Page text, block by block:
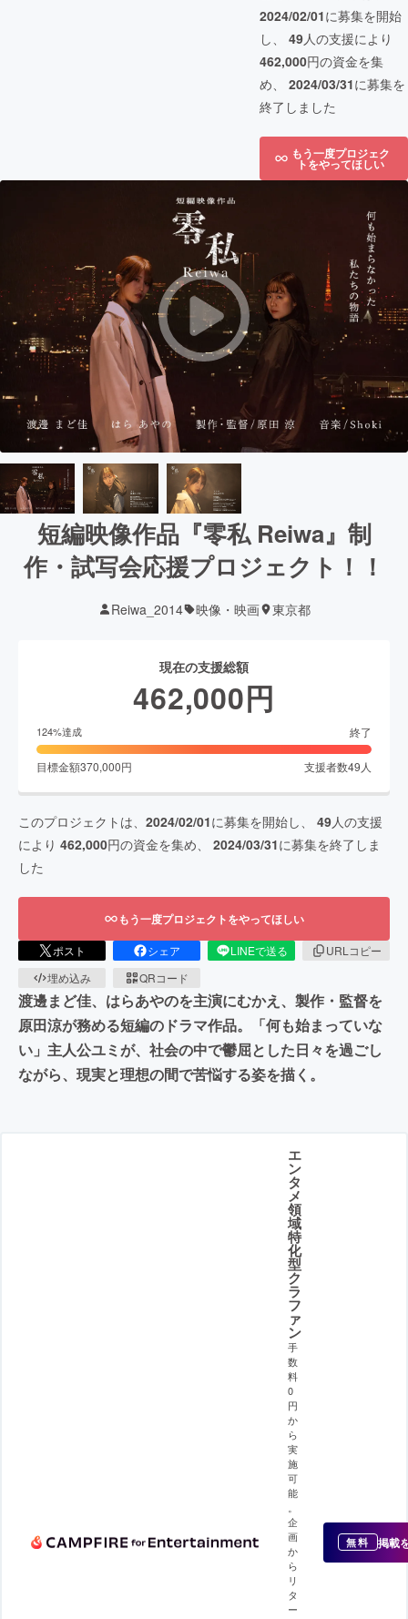
2024/02/01に募集を開始
し、 49人の支援により
462,000円の資金を集
め、 2024/03/31に募集を
終了しました
もう一度プロジェク
トをやってほしい
短編映像作品『零私 Reiwa』制
作・試写会応援プロジェクト！！
Reiwa_2014 映像・映画 東京都
現在の支援総額
462,000円
124%達成 終了
目標金額370,000円 支援者数49 人
このプロジェクトは、 2024/02/01に募集を開始し、 49人の支援
により 462,000円の資金を集め、 2024/03/31に募集を終了しま
した
もう一度プロジェクトをやってほしい
ポスト シェア LINEで送る
URLコピー
埋め込み
QRコード
渡邊まど佳、はらあやのを主演にむかえ、製作・監督を
原田涼が務める短編のドラマ作品。「何も始まっていな
い」主人公ユミが、社会の中で鬱屈とした日々を過ごし
ながら、現実と理想の間で苦悩する姿を描く。
エ
ン
タ
メ
領
域
特
化
型
ク
ラ
フ
ァ
ン
手
数
料
0
円
か
ら
実
施
可
能
企
画
か
ら
リ
タ
ー
無料 掲載